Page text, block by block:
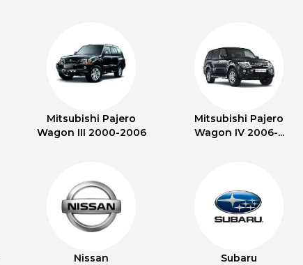
Mitsubishi Pajero
Wagon III 2000-2006
Mitsubishi Pajero
Wagon IV 2006-...
Nissan Subaru